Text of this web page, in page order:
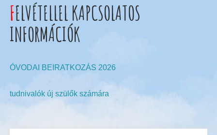
FELVÉTELLEL KAPCSOLATOS
INFORMÁCIÓK
ÓVODAI BEIRATKOZÁS 2026
tudnivalók új szülők számára